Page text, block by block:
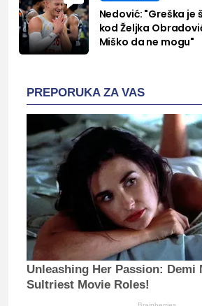
Nedović: "Greška
kod Željka
Miško da ne mogu"
PREPORUKA ZA VAS
Unleashing Her Passion: Demi
Sultriest Movie Roles!